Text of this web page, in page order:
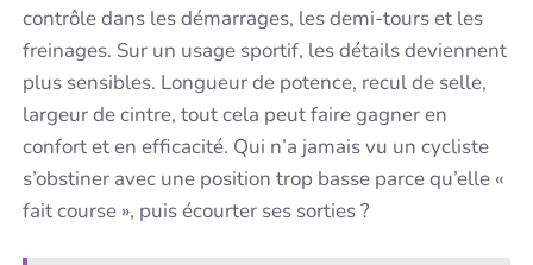
contrôle dans les démarrages, les demi-tours et les
freinages. Sur un usage sportif, les détails deviennent
plus sensibles. Longueur de potence, recul de selle,
largeur de cintre, tout cela peut faire gagner en
confort et en efficacité. Qui n’a jamais vu un cycliste
s’obstiner avec une position trop basse parce qu’elle «
fait course », puis écourter ses sorties ?